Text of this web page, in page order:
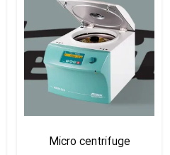
Micro centrifuge